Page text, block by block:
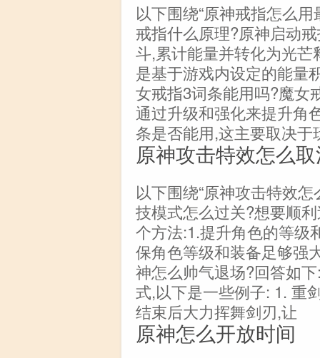
以下围绕“原神戒指怎么
戒指什么原理?原神启动
斗,累计能量并转化为光
是基于游戏内设定的能量
女戒指3词条能用吗?魔女
通过升级和强化来提升角
条是否能用,这主要取决于
原神攻击特效怎么
以下围绕“原神攻击特效
技模式怎么过关?想要顺
个方法:1.提升角色的等级
保角色等级和装备足够强
神怎么帅气退场?回答如
式,以下是一些例子: 1. 重
结束后大力挥舞剑刃,让
原神怎么开放时间